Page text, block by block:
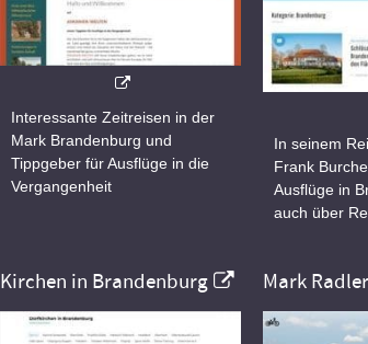
Interessante Zeitreisen in der
Mark Brandenburg und
Tippgeber für Ausflüge in die
Vergangenheit
In seinem
Frank
Ausflüge in
auch über
Kirchen in Brandenburg Mark Radler